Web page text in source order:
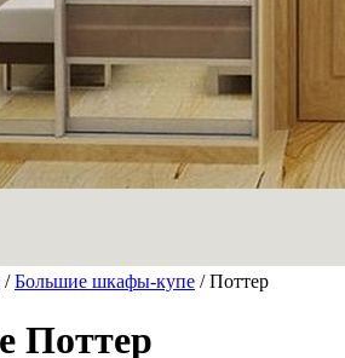
/Большие шкафы-купе / Поттер
Поттер